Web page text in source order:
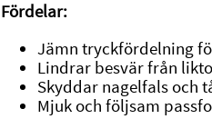
Fördelar:
Jämn tryckfördelning
Lindrar besvär från
Skyddar nagelfals och
Mjuk och följsam